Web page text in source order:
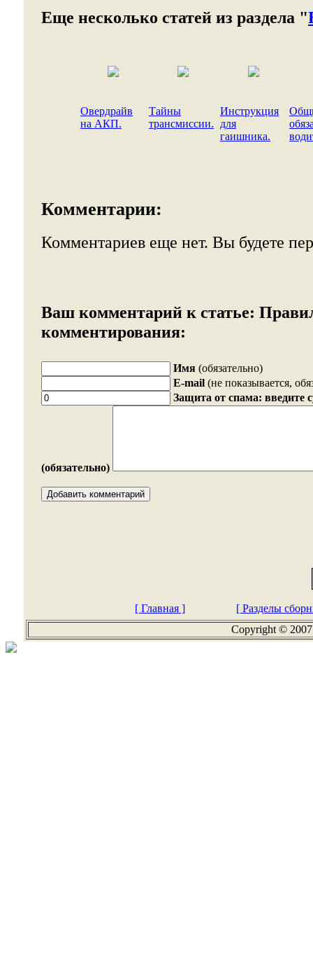
Еще несколько статей из раздела "
Овердрайв
на АКП.
Тайны
трансмиссии.
Инструкция
для
гаишника.
Комментарии:
Комментариев еще нет. Вы будете
Ваш комментарий к статье:
комментирования:
Имя (обязательно)
E-mail (не показывается,
Защита от спама: введите
(обязательно)
[ Главная ]
[ Разделы
Copyright ©